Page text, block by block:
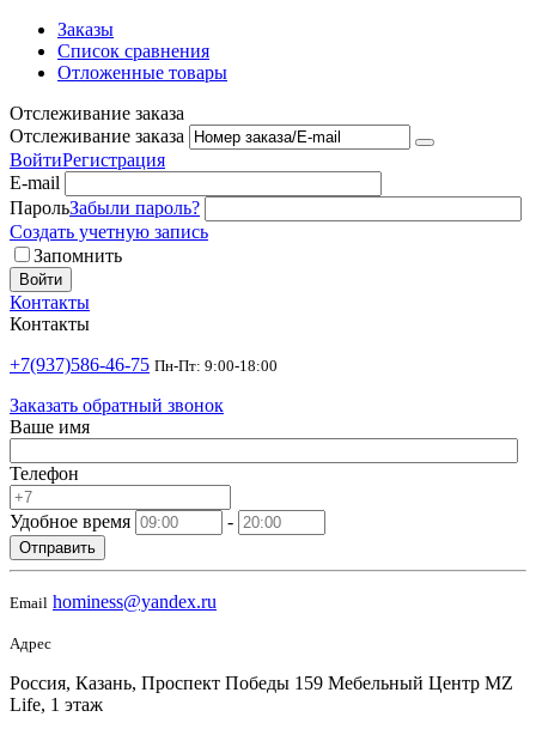
Заказы
Список сравнения
Отложенные товары
Отслеживание заказа
Отслеживание заказа
ВойтиРегистрация
E-mail
ПарольЗабыли пароль?
Создать учетную запись
Запомнить
Войти
Контакты
Контакты
+7(937)586-46-75 Пн-Пт: 9:00-18:00
Заказать обратный звонок
Ваше имя
Телефон
Удобное время -
Отправить
Email hominess@yandex.ru
Адрес
Россия, Казань, Проспект Победы 159 Мебельный Центр MZ
Life, 1 этаж